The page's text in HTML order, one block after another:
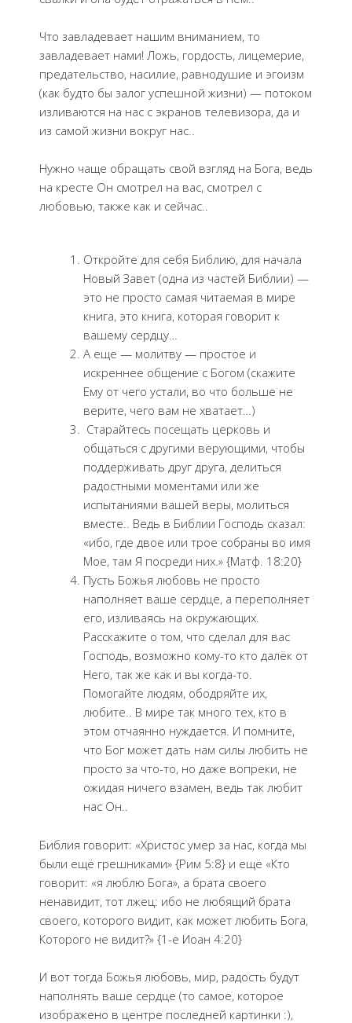
Что завладевает нашим вниманием, то
завладевает нами! Ложь, гордость, лицемерие,
предательство, насилие, равнодушие и эгоизм
(как будто бы залог успешной жизни) — потоком
изливаются на нас с экранов телевизора, да и
из самой жизни вокруг нас..
Нужно чаще обращать свой взгляд на Бога, ведь
на кресте Он смотрел на вас, смотрел с
любовью, также как и сейчас..
Откройте для себя Библию, для начала
Новый Завет (одна из частей Библии) —
это не просто самая читаемая в мире
книга, это книга, которая говорит к
вашему сердцу…
А еще — молитву — простое и
искреннее общение с Богом (скажите
Ему от чего устали, во что больше не
верите, чего вам не хватает…)
Старайтесь посещать церковь и
общаться с другими верующими, чтобы
поддерживать друг друга, делиться
радостными моментами или же
испытаниями вашей веры, молиться
вместе.. Ведь в Библии Господь сказал:
«ибо, где двое или трое собраны во имя
Мое, там Я посреди них.» {Матф. 18:20}
Пусть Божья любовь не просто
наполняет ваше сердце, а переполняет
его, изливаясь на окружающих.
Расскажите о том, что сделал для вас
Господь, возможно кому-то кто далёк от
Него, так же как и вы когда-то.
Помогайте людям, ободряйте их,
любите.. В мире так много тех, кто в
этом отчаянно нуждается. И помните,
что Бог может дать нам силы любить не
просто за что-то, но даже вопреки, не
ожидая ничего взамен, ведь так любит
нас Он..
Библия говорит: «Христос умер за нас, когда мы
были ещё грешниками» {Рим 5:8} и ещё «Кто
говорит: «я люблю Бога», а брата своего
ненавидит, тот лжец: ибо не любящий брата
своего, которого видит, как может любить Бога,
Которого не видит?» {1-е Иоан 4:20}
И вот тогда Божья любовь, мир, радость будут
наполнять ваше сердце (то самое, которое
изображено в центре последней картинки :),